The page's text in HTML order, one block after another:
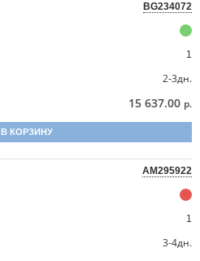
BG234072
1
2-3дн.
15 637.00 р.
В КОРЗИНУ
AM295922
1
3-4дн.